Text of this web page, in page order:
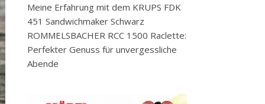
Meine Erfahrung mit dem KRUPS FDK
451 Sandwichmaker Schwarz
ROMMELSBACHER RCC 1500 Raclette:
Perfekter Genuss für unvergessliche
Abende